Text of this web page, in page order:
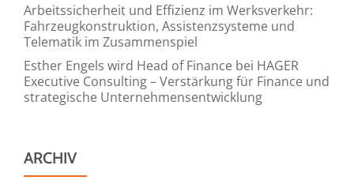
Arbeitssicherheit und Effizienz im Werksverkehr:
Fahrzeugkonstruktion, Assistenzsysteme und
Telematik im Zusammenspiel
Esther Engels wird Head of Finance bei HAGER
Executive Consulting – Verstärkung für Finance und
strategische Unternehmensentwicklung
ARCHIV